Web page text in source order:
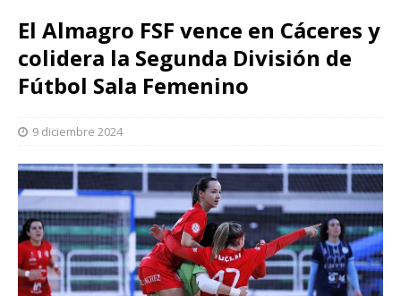
El Almagro FSF vence en Cáceres y
colidera la Segunda División de
Fútbol Sala Femenino
9 diciembre 2024